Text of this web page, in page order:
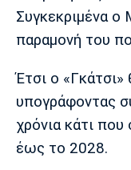
Πολιτισμός
Τραγούδια
Cine Spot
Running
Media
Πρόγραμμα TV
Συγκεκριμένα ο
παραμονή του
Έτσι ο
υπογράφοντας
χρόνια κάτι
έως το 2028.